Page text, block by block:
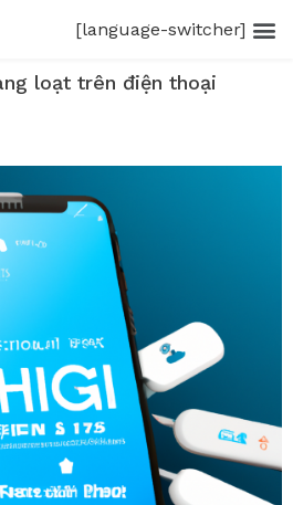
[language-switcher]
loạt trên điện thoại